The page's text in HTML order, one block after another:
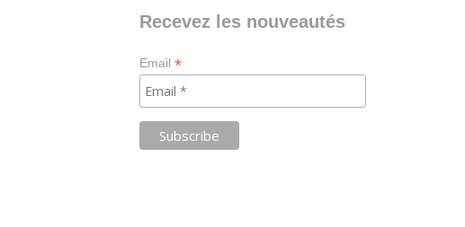
Recevez les nouveautés
Email*